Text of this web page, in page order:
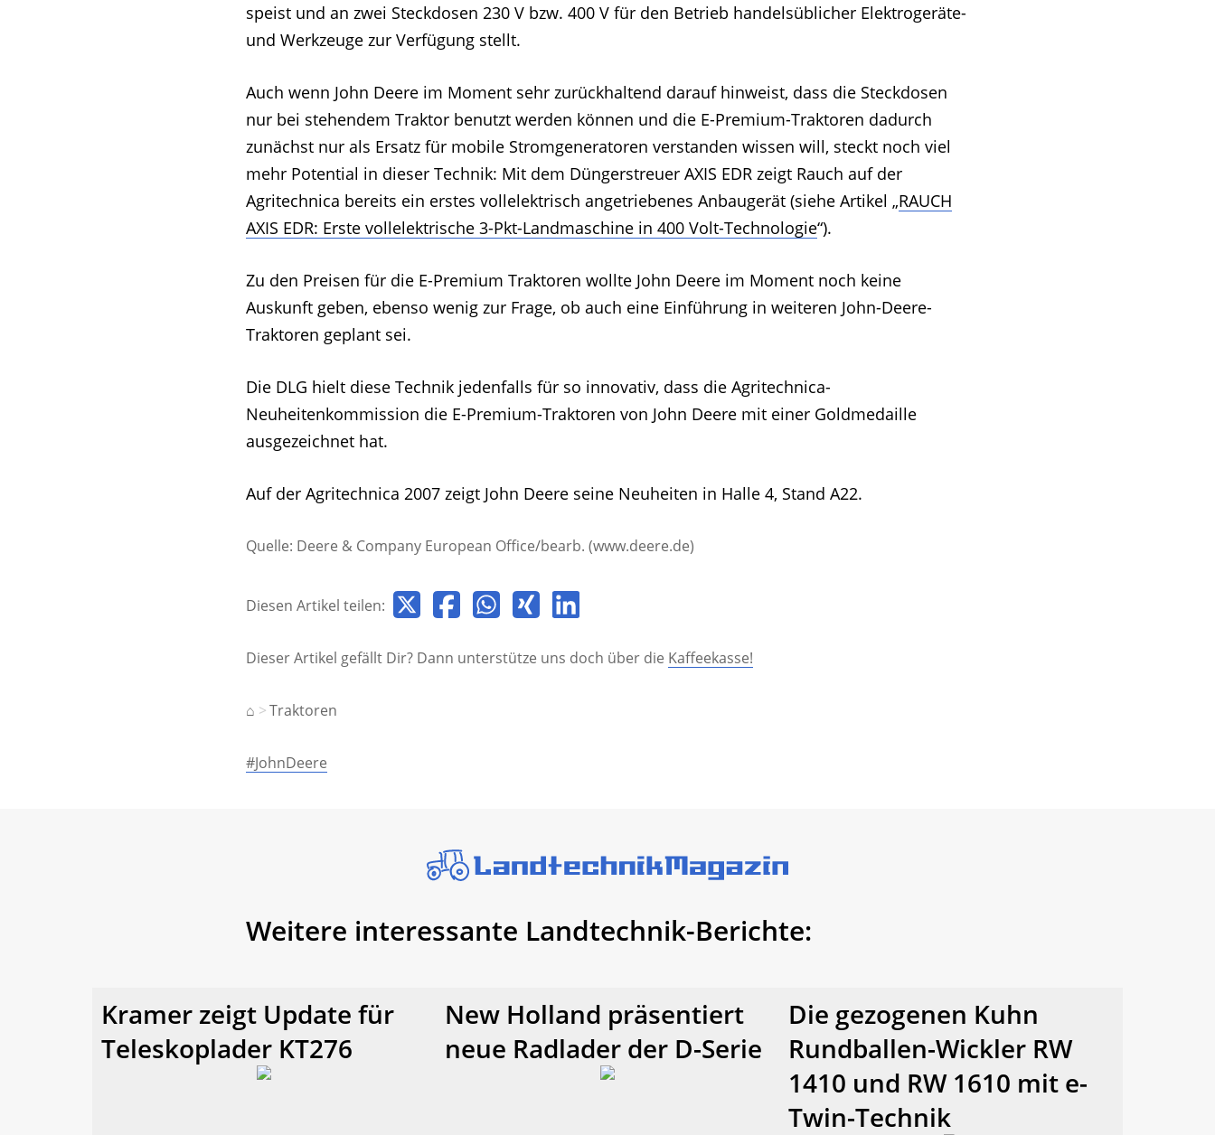
speist und an zwei Steckdosen 230 V bzw. 400 V für den Betrieb handelsüblicher Elektrogeräte-
und Werkzeuge zur Verfügung stellt.
Auch wenn John Deere im Moment sehr zurückhaltend darauf hinweist, dass die Steckdosen
nur bei stehendem Traktor benutzt werden können und die E-Premium-Traktoren dadurch
zunächst nur als Ersatz für mobile Stromgeneratoren verstanden wissen will, steckt noch viel
mehr Potential in dieser Technik: Mit dem Düngerstreuer AXIS EDR zeigt Rauch auf der
Agritechnica bereits ein erstes vollelektrisch angetriebenes Anbaugerät (siehe Artikel „RAUCH
AXIS EDR: Erste vollelektrische 3-Pkt-Landmaschine in 400 Volt-Technologie“).
Zu den Preisen für die E-Premium Traktoren wollte John Deere im Moment noch keine
Auskunft geben, ebenso wenig zur Frage, ob auch eine Einführung in weiteren John-Deere-
Traktoren geplant sei.
Die DLG hielt diese Technik jedenfalls für so innovativ, dass die Agritechnica-
Neuheitenkommission die E-Premium-Traktoren von John Deere mit einer Goldmedaille
ausgezeichnet hat.
Auf der Agritechnica 2007 zeigt John Deere seine Neuheiten in Halle 4, Stand A22.
Quelle: Deere & Company European Office/bearb. (www.deere.de)
Diesen Artikel teilen:
Dieser Artikel gefällt Dir? Dann unterstütze uns doch über die Kaffeekasse!
⌂ Traktoren
#JohnDeere
Weitere interessante Landtechnik-Berichte:
Kramer zeigt Update für
Teleskoplader KT276
New Holland präsentiert
neue Radlader der D-Serie
Die gezogenen Kuhn
Rundballen-Wickler RW
1410 und RW 1610 mit e-
Twin-Technik